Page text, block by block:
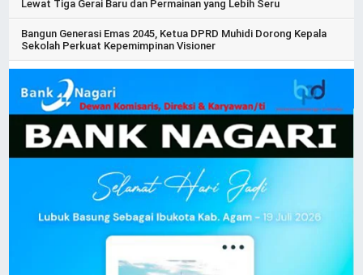
Lewat Tiga Gerai Baru dan Permainan yang Lebih Seru
Bangun Generasi Emas 2045, Ketua DPRD Muhidi Dorong Kepala
Sekolah Perkuat Kepemimpinan Visioner